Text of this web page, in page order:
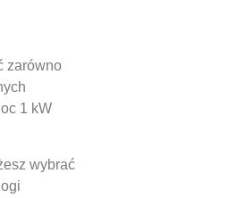
zarówno
1 kW
wybrać